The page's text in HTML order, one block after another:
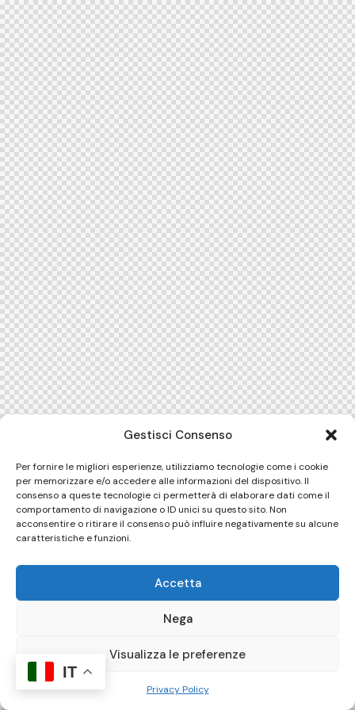
Gestisci Consenso
Per fornire le migliori esperienze, utilizziamo tecnologie come i cookie
per memorizzare e/o accedere alle informazioni del dispositivo. Il
consenso a queste tecnologie ci permetterà di elaborare dati come il
comportamento di navigazione o ID unici su questo sito. Non
acconsentire o ritirare il consenso può influire negativamente su alcune
caratteristiche e funzioni.
Accetta
Nega
Visualizza le preferenze
Privacy Policy
IT